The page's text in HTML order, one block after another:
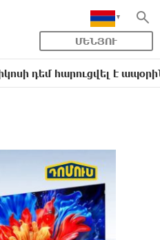
ՄԵՆՅՈՒ
հարուցվել է ապօրինի